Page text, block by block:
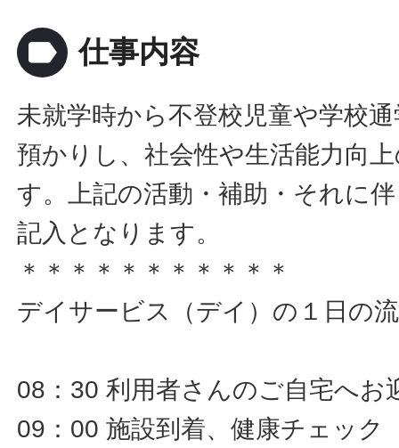
label 仕事内容
未就学時から不登校児童や学校
預かりし、社会性や生活能力向
す。上記の活動・補助・それに
記入となります。
＊＊＊＊＊＊＊＊＊＊＊
デイサービス（デイ）の１日の
08：30 利用者さんのご自宅へお
09：00 施設到着、健康チェック